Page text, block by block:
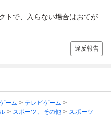
トで、入らない場合はおてが
違反報告
ーム
テレビゲーム
スポーツ、その他 スポーツ